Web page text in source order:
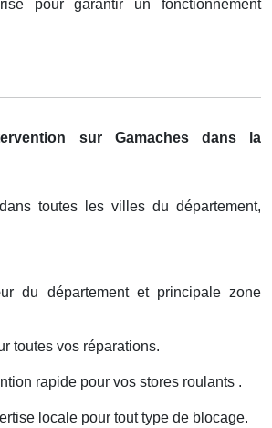
pour garantir un fonctionnement
sur Gamaches dans la
toutes les villes du département,
du département et principale zone
toutes vos réparations.
rapide pour vos stores roulants .
locale pour tout type de blocage.